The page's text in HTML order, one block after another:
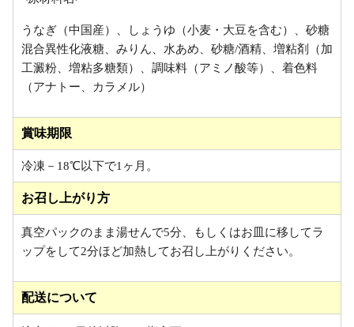
うなぎ（中国産）、しょうゆ（小麦・大豆を含む）、砂糖
混合異性化液糖、みりん、水あめ、砂糖/酒精、増粘剤（加
工澱粉、増粘多糖類）、調味料（アミノ酸等）、着色料
（アナトー、カラメル）
賞味期限
冷凍－18℃以下で1ヶ月。
お召し上がり方
真空パックのまま湯せんで5分、もしくはお皿に移してラ
ップをして2分ほど加熱してお召し上がりください。
配送について